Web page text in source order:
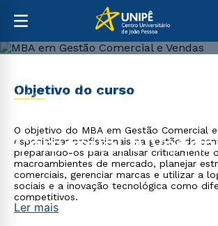
Pós-Graduação
MBA em Gestão Comercial e Vendas
Comercial e
Objetivo do curso
O objetivo do MBA em Gestão Comercial e
especializar profissionais na gestão de
preparando-os para analisar criticamente
macroambientes de mercado, planejar
comerciais, gerenciar marcas e utilizar a
sociais e a inovação tecnológica como
competitivos.
Ler mais